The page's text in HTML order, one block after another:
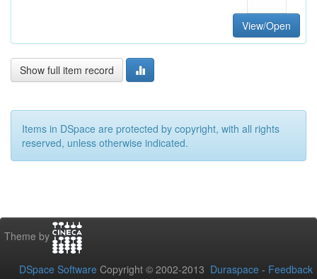
View/Open
Show full item record
Items in DSpace are protected by copyright, with all rights
reserved, unless otherwise indicated.
Theme by
DSpace Software Copyright © 2002-2013 Duraspace - Feedback